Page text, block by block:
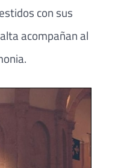
con sus
acompañan al